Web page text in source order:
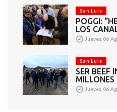
San Luis
POGGI:
LOS
Jueves, 06
San Luis
SER BEEF
MILLONES
Jueves, 06